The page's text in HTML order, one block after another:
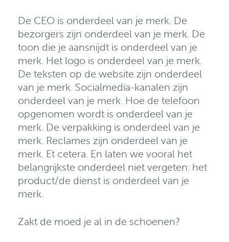
De CEO is onderdeel van je merk. De
bezorgers zijn onderdeel van je merk. De
toon die je aansnijdt is onderdeel van je
merk. Het logo is onderdeel van je merk.
De teksten op de website zijn onderdeel
van je merk. Socialmedia-kanalen zijn
onderdeel van je merk. Hoe de telefoon
opgenomen wordt is onderdeel van je
merk. De verpakking is onderdeel van je
merk. Reclames zijn onderdeel van je
merk. Et cetera. En laten we vooral het
belangrijkste onderdeel niet vergeten: het
product/de dienst is onderdeel van je
merk.
Zakt de moed je al in de schoenen?